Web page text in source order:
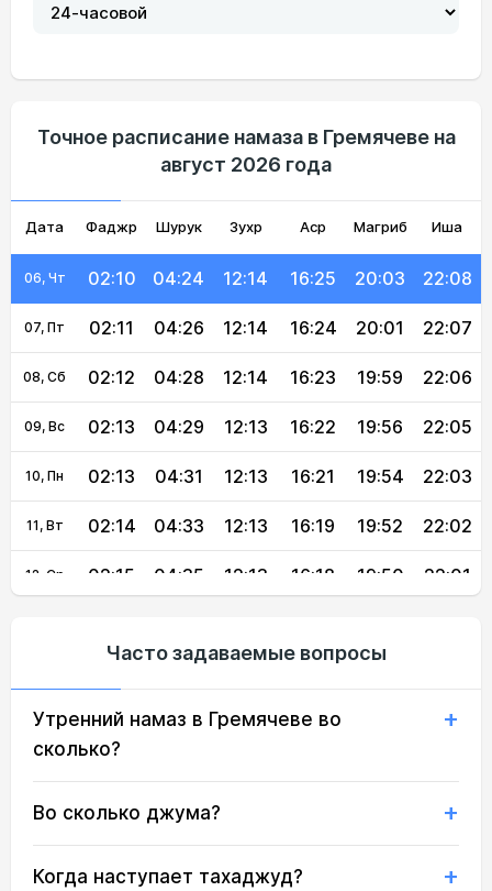
Точное расписание намаза в Гремячеве на
август 2026 года
Дата Фаджр Шурук Зухр Аср Магриб Иша
02, Вс 02:07 04:16 12:14 16:28 20:11 22:12
03, Пн 02:08 04:18 12:14 16:27 20:09 22:11
04:20 16:27
05, Ср 02:09 04:22 12:14 16:26 20:05 22:09
06, Чт 02:10 04:24 12:14 16:25 20:03 22:08
07, Пт 02:11 04:26 12:14 16:24 20:01 22:07
08, Сб 02:12 04:28 12:14 16:23 19:59 22:06
09, Вс 02:13 04:29 12:13 16:22 19:56 22:05
10, Пн 02:13 04:31 12:13 16:21 19:54 22:03
11, Вт 02:14 04:33 12:13 16:19 19:52 22:02
12, Ср 02:15 04:35 12:13 16:18 19:50 22:01
15, Сб 02:17 04:41 12:12 16:15 21:56
17, Пн 02:21 04:45 21:48
18, Вт 02:25 04:46 12:12 16:11 21:45
Часто задаваемые вопросы
Утренний намаз в Гремячеве во
сколько?
Во сколько джума?
Когда наступает тахаджуд?